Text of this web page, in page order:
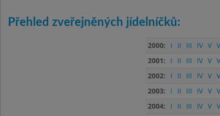
Přehled zveřejněných jídelníčků:
2000: I II III IV V
2001:
I II III IV V
2002:
I II III IV V
2003:
I II III IV V
2004:
I II III IV V